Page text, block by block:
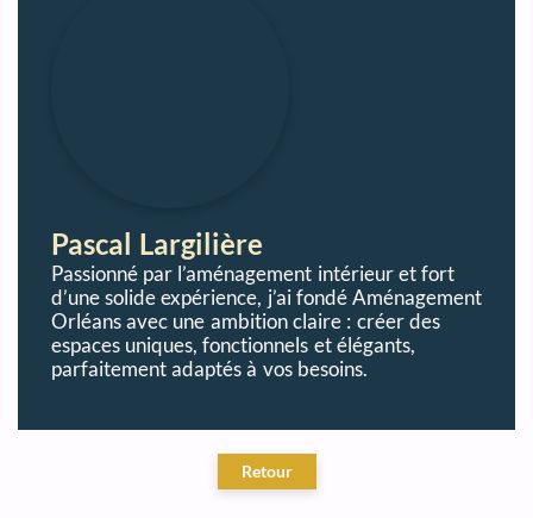
Pascal Largilière
Passionné par l’aménagement intérieur et fort
d’une solide expérience, j’ai fondé Aménagement
Orléans avec une ambition claire : créer des
espaces uniques, fonctionnels et élégants,
parfaitement adaptés à vos besoins.